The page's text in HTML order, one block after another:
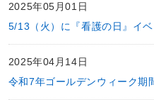
2025年05月01日
5/13（火）に『看護の日』イ
2025年04月14日
令和7年ゴールデンウィーク期